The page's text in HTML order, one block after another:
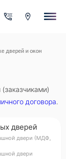
дверей и окон
договора.
дверей
двери (МДФ,
двери
Cash-back на